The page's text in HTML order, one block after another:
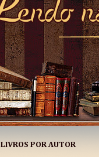
LIVROS POR AUTOR